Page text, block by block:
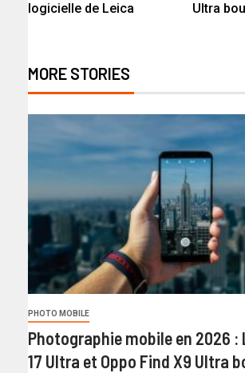
logicielle de Leica
Ultra
MORE STORIES
PHOTO MOBILE
Photographie mobile en 2026 :
17 Ultra et Oppo Find X9 Ultra